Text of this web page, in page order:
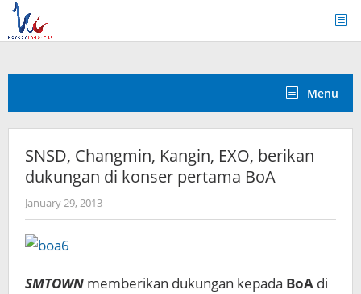
Skip
content
Menu
SNSD, Changmin, Kangin, EXO, berikan
dukungan di konser pertama BoA
January 29, 2013by
Koreanindo
SMTOWN memberikan dukungan kepada BoA di